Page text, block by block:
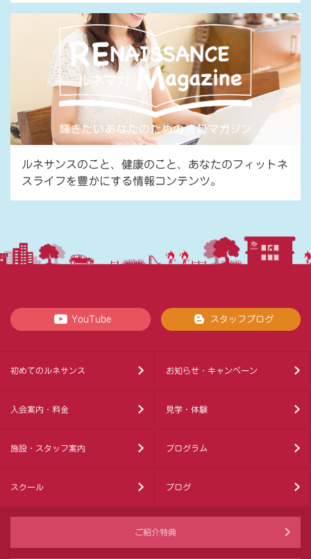
ルネサンスのこと、健康のこと、あなたのフィットネ
スライフを豊かにする情報コンテンツ。
YouTube スタッフブログ
初めてのルネサンス お知らせ・キャンペーン
入会案内・料金 見学・体験
施設・スタッフ案内 プログラム
スクール ブログ
ご紹介特典